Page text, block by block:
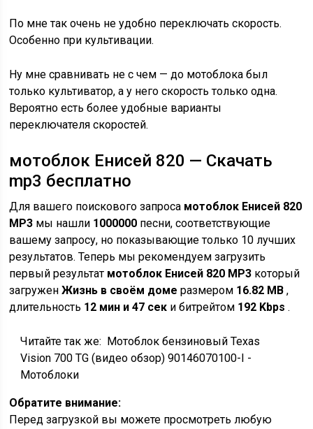
По мне так очень не удобно переключать скорость.
Особенно при культивации.
Ну мне сравнивать не с чем — до мотоблока был
только культиватор, а у него скорость только одна.
Вероятно есть более удобные варианты
переключателя скоростей.
мотоблок Енисей 820 — Скачать
mp3 бесплатно
Для вашего поискового запроса мотоблок Енисей 820
MP3 мы нашли 1000000 песни, соответствующие
вашему запросу, но показывающие только 10 лучших
результатов. Теперь мы рекомендуем загрузить
первый результат мотоблок Енисей 820 MP3 который
загруженЖизнь в своём доме размером 16.82 MB ,
длительность 12 мин и 47 сек и битрейтом 192 Kbps .
Читайте так же: Мотоблок бензиновый Texas
Vision 700 TG (видео обзор) 90146070100-I -
Мотоблоки
Обратите внимание:
Перед загрузкой вы можете просмотреть любую